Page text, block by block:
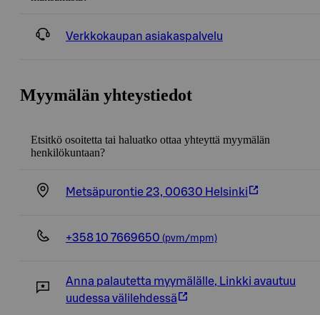
Verkkokaupan asiakaspalvelu
Myymälän yhteystiedot
Etsitkö osoitetta tai haluatko ottaa yhteyttä myymälän
henkilökuntaan?
Metsäpurontie 23, 00630 Helsinki
+358 10 7669650 (pvm/mpm)
Anna palautetta myymälälle, Linkki avautuu
uudessa välilehdessä